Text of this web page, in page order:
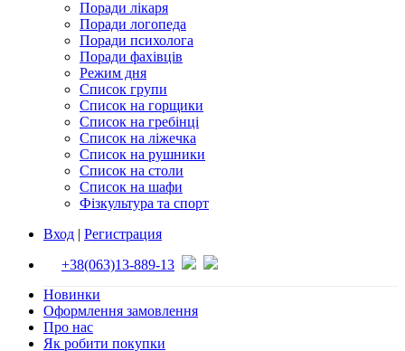
Поради лікаря
Поради логопеда
Поради психолога
Поради фахівців
Режим дня
Список групи
Список на горщики
Список на гребінці
Список на ліжечка
Список на рушники
Список на столи
Список на шафи
Фізкультура та спорт
Вход | Регистрация
+38(063)13-889-13
Новинки
Оформлення замовлення
Про нас
Як робити покупки